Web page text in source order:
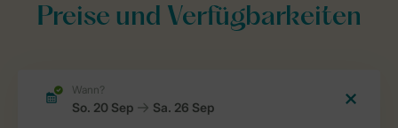
Preise und Verfügbarkeiten